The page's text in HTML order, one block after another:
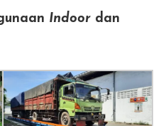
Indoor dan